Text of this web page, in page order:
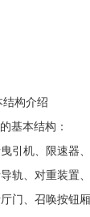
构介绍
基本结构：
机、限速器、
、对重装置、
、召唤按钮厢